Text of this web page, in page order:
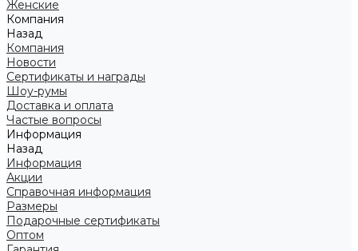
Женские
Компания
Назад
Компания
Новости
Сертификаты и награды
Шоу-румы
Доставка и оплата
Частые вопросы
Информация
Назад
Информация
Акции
Справочная информация
Размеры
Подарочные сертификаты
Оптом